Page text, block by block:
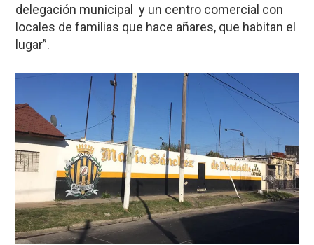
delegación municipal y un centro comercial con
locales de familias que hace añares, que habitan el
lugar”.